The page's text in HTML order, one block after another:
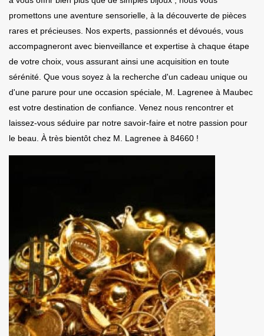
promettons une aventure sensorielle, à la découverte de pièces
rares et précieuses. Nos experts, passionnés et dévoués, vous
accompagneront avec bienveillance et expertise à chaque étape
de votre choix, vous assurant ainsi une acquisition en toute
sérénité. Que vous soyez à la recherche d'un cadeau unique ou
d'une parure pour une occasion spéciale, M. Lagrenee à Maubec
est votre destination de confiance. Venez nous rencontrer et
laissez-vous séduire par notre savoir-faire et notre passion pour
le beau. À très bientôt chez M. Lagrenee à 84660 !